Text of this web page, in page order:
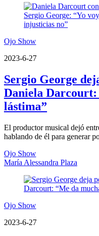
Ojo Show
2023-6-27
Sergio George
Daniela Darcourt:
lástima”
El productor musical dejó
hablando de él para generar
Ojo Show
María Alessandra Plaza
Ojo Show
2023-6-27